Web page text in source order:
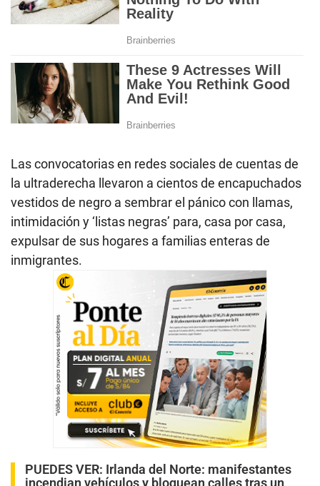
Las convocatorias en redes sociales de cuentas de
la ultraderecha llevaron a cientos de encapuchados
vestidos de negro a sembrar el pánico con llamas,
intimidación y ‘listas negras’ para, casa por casa,
expulsar de sus hogares a familias enteras de
inmigrantes.
PUEDES VER: Irlanda del Norte: manifestantes
incendian vehículos y bloquean calles tras un